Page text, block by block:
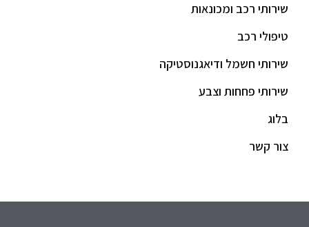
שירותי רכב ומכונאות
טיפולי רכב
שירותי חשמל ודיאגנוסטיקה
שירותי פחחות וצבע
בלוג
צור קשר